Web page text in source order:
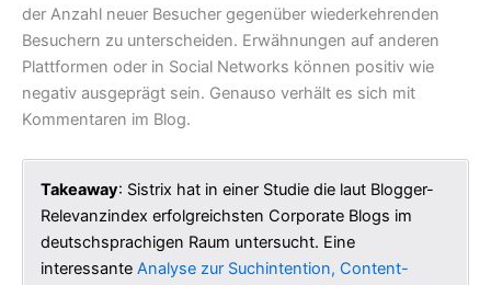
der Anzahl neuer Besucher gegenüber wiederkehrenden
Besuchern zu unterscheiden. Erwähnungen auf anderen
Plattformen oder in Social Networks können positiv wie
negativ ausgeprägt sein. Genauso verhält es sich mit
Kommentaren im Blog.
Takeaway: Sistrix hat in einer Studie die laut Blogger-
Relevanzindex erfolgreichsten Corporate Blogs im
deutschsprachigen Raum untersucht. Eine
interessante Analyse zur Suchintention, Content-